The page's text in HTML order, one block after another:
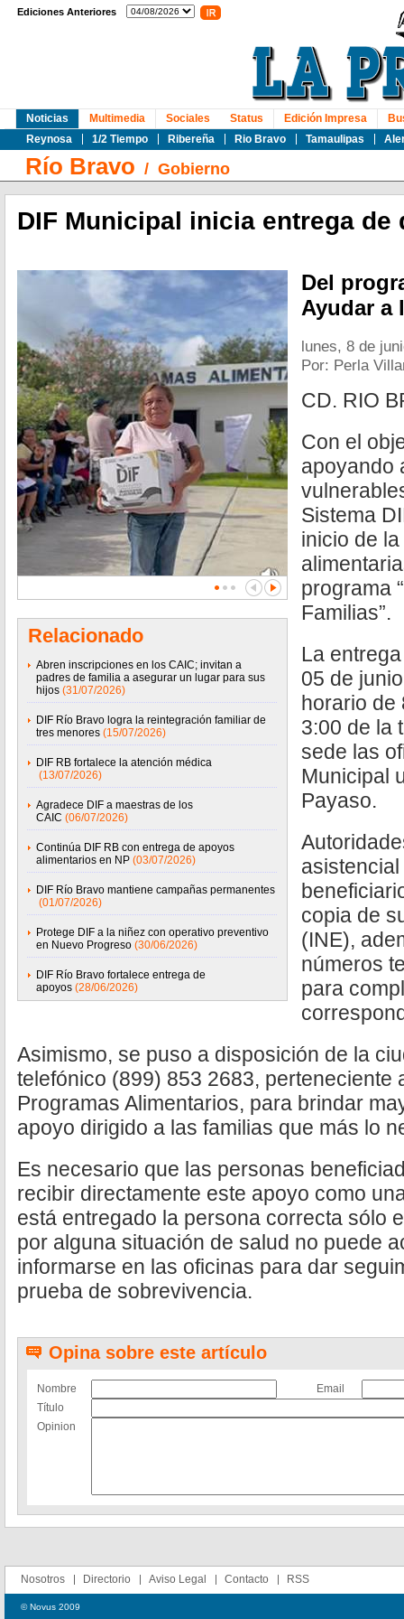
Ediciones Anteriores
Noticias
Reynosa
1/2 Tiempo Ribereña Rio Bravo Tamaulipas
Multimedia Sociales Status Edición Impresa
Río Bravo / Gobierno
DIF Municipal inicia entrega de
Relacionado
Abren inscripciones en los CAIC; invitan a
padres de familia a asegurar un lugar para sus
hijos (31/07/2026)
DIF Río Bravo logra la reintegración familiar de
tres menores (15/07/2026)
DIF RB fortalece la atención médica
(13/07/2026)
Agradece DIF a maestras de los
CAIC (06/07/2026)
Continúa DIF RB con entrega de apoyos
alimentarios en NP (03/07/2026)
DIF Río Bravo mantiene campañas permanentes
(01/07/2026)
Protege DIF a la niñez con operativo preventivo
en Nuevo Progreso (30/06/2026)
DIF Río Bravo fortalece entrega de
apoyos (28/06/2026)
Del
Ayudar a
lunes, 8 de
Por: Perla
CD. RIO
Con el
apoyando
Sistema
inicio de
programa
Familias”.
La
05 de
horario de
3:00 de la
sede las
Municipal
Payaso.
copia de
(INE),
números
para
Asimismo, se puso a disposición de la
telefónico (899) 853 2683, perteneciente
Programas Alimentarios, para brindar
apoyo dirigido a las familias que más lo
Es necesario que las personas
recibir directamente este apoyo como
está entregado la persona correcta sólo
por alguna situación de salud no puede
informarse en las oficinas para dar
prueba de sobrevivencia.
Opina sobre este artículo
Nombre
Email
Título
Opinion
Nosotros Directorio Aviso Legal Contacto RSS
© Novus 2009